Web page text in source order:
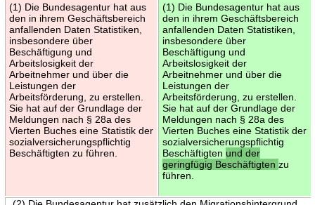
(1) Die Bundesagentur hat aus
den in ihrem Geschäftsbereich
anfallenden Daten Statistiken,
insbesondere über
Beschäftigung und
Arbeitslosigkeit der
Arbeitnehmer und über die
Leistungen der
Arbeitsförderung, zu erstellen.
Sie hat auf der Grundlage der
Meldungen nach § 28a des
Vierten Buches eine Statistik der
sozialversicherungspflichtig
Beschäftigten zu führen.
(1) Die Bundesagentur hat aus
den in ihrem Geschäftsbereich
anfallenden Daten Statistiken,
insbesondere über
Beschäftigung und
Arbeitslosigkeit der
Arbeitnehmer und über die
Leistungen der
Arbeitsförderung, zu erstellen.
Sie hat auf der Grundlage der
Meldungen nach § 28a des
Vierten Buches eine Statistik der
sozialversicherungspflichtig
Beschäftigten und der
geringfügig Beschäftigten zu
führen.